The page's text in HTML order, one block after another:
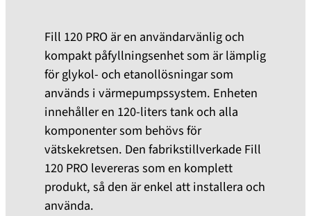
Fill 120 PRO är en användarvänlig och
kompakt påfyllningsenhet som är lämplig
för glykol- och etanollösningar som
används i värmepumpssystem. Enheten
innehåller en 120-liters tank och alla
komponenter som behövs för
vätskekretsen. Den fabrikstillverkade Fill
120 PRO levereras som en komplett
produkt, så den är enkel att installera och
använda.